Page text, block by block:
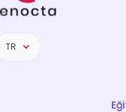
TR